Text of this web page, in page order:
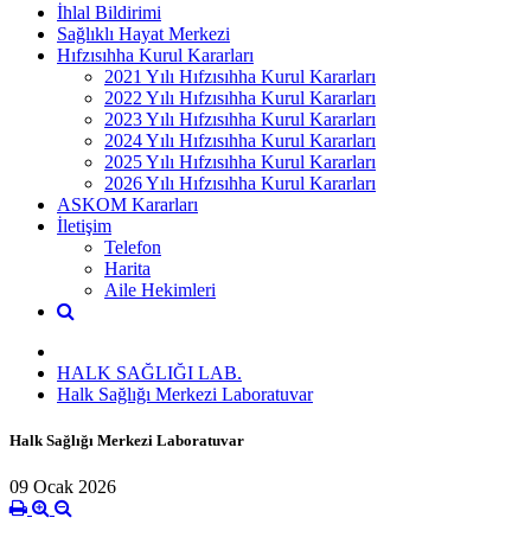
İhlal Bildirimi
Sağlıklı Hayat Merkezi
Hıfzısıhha Kurul Kararları
2021 Yılı Hıfzısıhha Kurul Kararları
2022 Yılı Hıfzısıhha Kurul Kararları
2023 Yılı Hıfzısıhha Kurul Kararları
2024 Yılı Hıfzısıhha Kurul Kararları
2025 Yılı Hıfzısıhha Kurul Kararları
2026 Yılı Hıfzısıhha Kurul Kararları
ASKOM Kararları
İletişim
Telefon
Harita
Aile Hekimleri
HALK SAĞLIĞI LAB.
Halk Sağlığı Merkezi Laboratuvar
Halk Sağlığı Merkezi Laboratuvar
09 Ocak 2026